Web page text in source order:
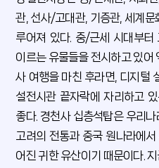
관, 선사/고대관, 기증관, 세계문
루어져 있다. 중/근세 시대부터
이르는 유물들을 전시하고 있어
사 여행을 마친 후라면, 디지털
설전시관 끝자락에 자리하고
좋다. 경천사 십층석탑은 우리
고려의 전통과 중국 원나라에
어진 귀한 유산이기 때문이다.